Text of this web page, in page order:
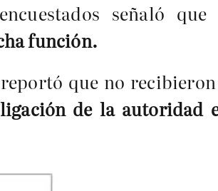
señaló que
función.
que no
de la autoridad